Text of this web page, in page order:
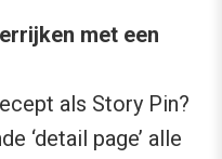
met een
als Story Pin?
‘detail page’ alle